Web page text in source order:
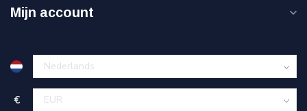
Mijn account
€